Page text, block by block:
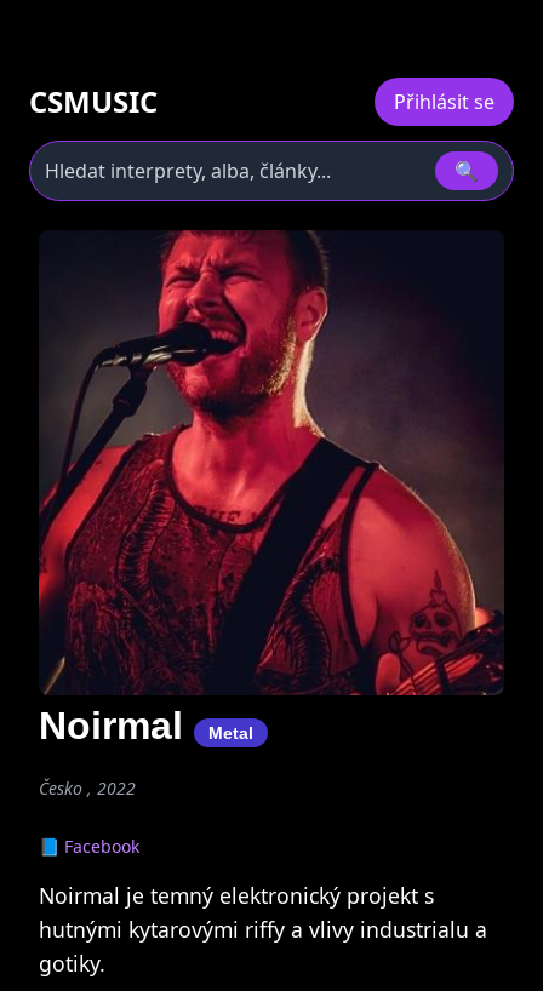
CSMUSIC Přihlásit se
🔍
Noirmal Metal
Česko , 2022
📘 Facebook
Noirmal je temný elektronický projekt s
hutnými kytarovými riffy a vlivy industrialu a
gotiky.